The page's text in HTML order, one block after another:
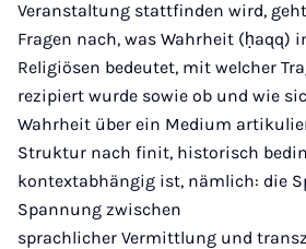
Veranstaltung stattfinden wird,
Fragen nach, was Wahrheit (ḥaqq)
Religiösen bedeutet, mit welcher
rezipiert wurde sowie ob und wie
Wahrheit über ein Medium
Struktur nach finit, historisch
kontextabhängig ist, nämlich: die
Spannung zwischen
sprachlicher Vermittlung und